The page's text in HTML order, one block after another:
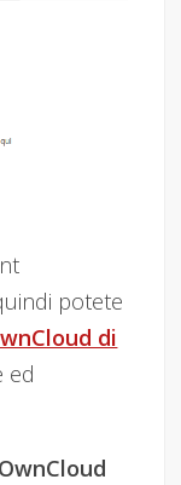
potete
di
ed
OwnCloud